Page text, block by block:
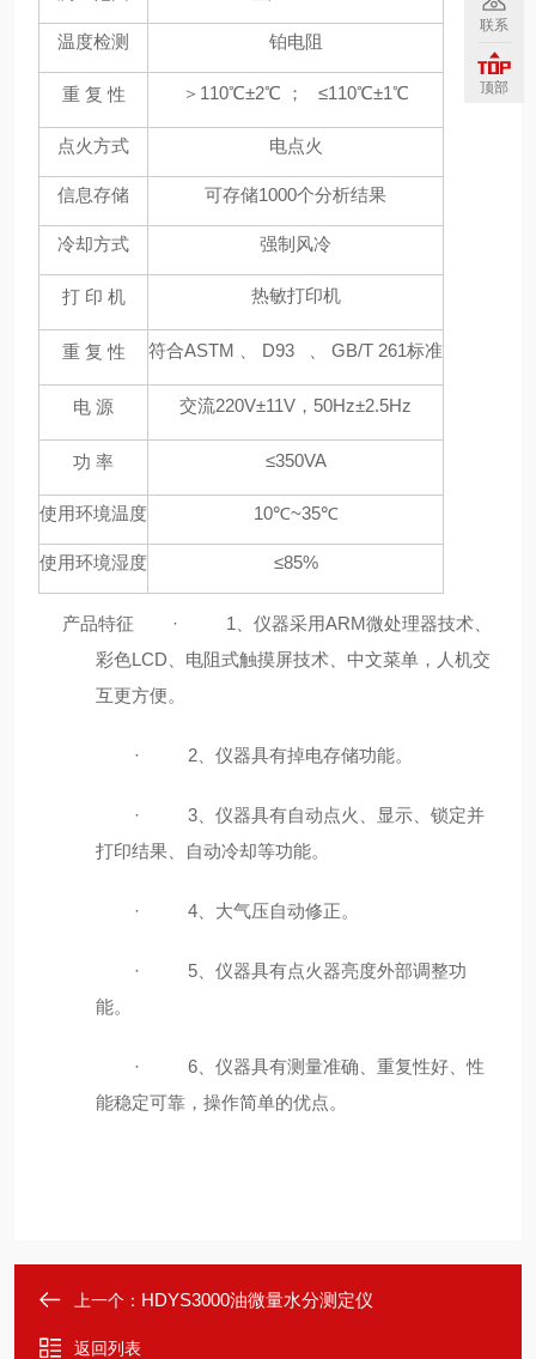
温度检测 铂电阻
重 复 性 ＞ 110℃±2℃ ； ≤110℃±1℃
点火方式 电点火
信息存储 可存储1000个分析结果
冷却方式 强制风冷
打 印 机 热敏打印机
重 复 性 符合ASTM D93 GB/T 261标准
电 源 交流220V±11V ， 50Hz±2.5Hz
功 率 ≤350VA
使用环境温度 10℃~35℃
使用环境湿度 ≤85%
产品特征 · 1 、仪器采用ARM微处理器技术、
彩色LCD 、电阻式触摸屏技术、中文菜单，人机交
互更方便。
· 2 、仪器具有掉电存储功能。
· 3 、仪器具有自动点火、显示、锁定并
打印结果、自动冷却等功能。
· 4 、大气压自动修正。
· 5 、仪器具有点火器亮度外部调整功
能。
· 6 、仪器具有测量准确、重复性好、性
能稳定可靠，操作简单的优点。
上一个： HDYS3000油微量水分测定仪
返回列表
联系
顶部